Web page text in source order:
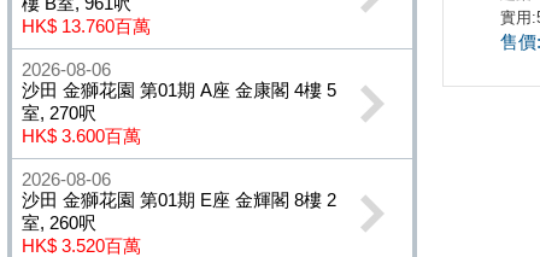
HK$ 13.760百萬
2026-08-06
沙田 金獅花園 第01期 A座 金康閣 4樓 5
室, 270呎
HK$ 3.600百萬
2026-08-06
沙田 金獅花園 第01期 E座 金輝閣 8樓 2
室, 260呎
HK$ 3.520百萬